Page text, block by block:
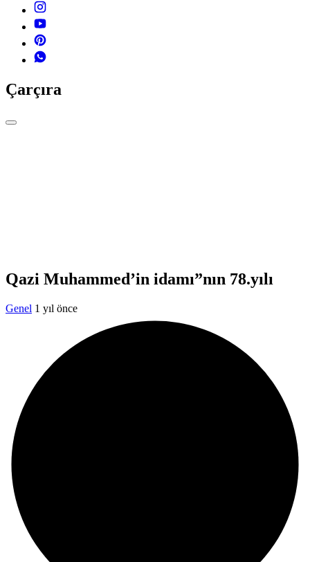
Çarçıra
Qazi Muhammed’in idamı”nın 78.yılı
Genel 1 yıl önce